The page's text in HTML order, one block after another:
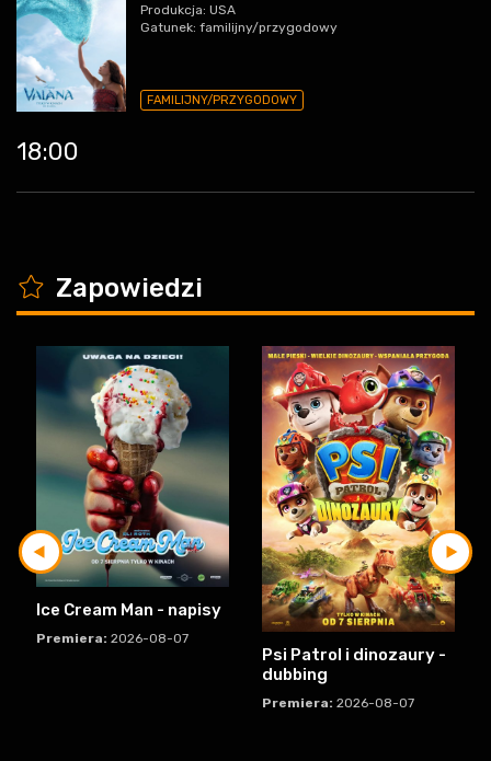
Produkcja: USA
Gatunek: familijny/przygodowy
FAMILIJNY/PRZYGODOWY
18:00
K Zapowiedzi
Ice Cream Man - napisy
Premiera: 2026-08-07
Psi Patrol i dinozaury -
dubbing
Premiera: 2026-08-07